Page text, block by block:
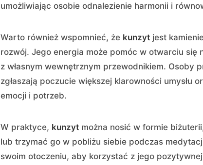
umożliwiając osobie odnalezienie harmonii i
Warto również wspomnieć, że kunzyt jest
rozwój. Jego energia może pomóc w otwarciu się
z własnym wewnętrznym przewodnikiem. Osoby
zgłaszają poczucie większej klarowności umysłu
emocji i potrzeb.
W praktyce, kunzyt można nosić w formie
lub trzymać go w pobliżu siebie podczas
swoim otoczeniu, aby korzystać z jego